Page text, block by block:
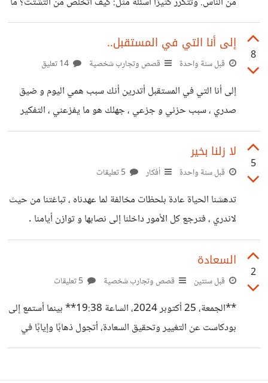
رسالة لنفسي أقرؤها يوم تسليم المشروع. كتبت فيها كل شيء:
كل
سببه؟ لماذا نتشتت؟ وغيرها. ما أسباب التشتت؟ يرجع التشتت
إلى عوامل كثيرة قد يكون أغلب الناس على علم بها، وتُعدّ مواقع
التواصل الاجتماعي المتّهم الرئيسي في ذلك. كيف لا، ونحن
"Reels"، وقد يصل عددها إلى الآلاف. ننتقل من منصة إلى
أخرى باحثين عمّا يُرضينا أكثر، أما الأخطر فهو محتوى هذه
8
إلى أنا التي في المستقبل..
قبل سنة واحدة قصص وتجارب شخصية
إلى أنا التي في المستقبل أتدرين أنك سبب همي اليوم و ضيق
صدري ، سبب حزني و جزعي ، جهلك هو ما يفزعني ، التفكير
في النسخة التي ستكونين عليها يرعبني ، هل ستكونين أحسن
مني و ياكربتي إن كنت أسوء مما أنا عليه . هل تراك ستخففين
جراح الماضي و الحاضر ؟ هل ستعوضين دموعا سكبت في
ستكونين جزاءا لما أسعى إليه ؟ أم أنك ستكونين عقابا
5
لا زلنا بخير
قبل سنة واحدة أفكار
تدهشنا الحياة عادة بلحظات مخالفة لما عهدناه ، تباغتنا من حيث
لاندري ، فترجع كل الأمور داخلنا إلى نصابها و توازن أيامنا .
فضفضة لشخص غريب لن نراه بعدها ، لن نخجل من البوح له
بمكنوناتنا ، دعوة من شخص ساعدناه لحسن نية فبالغ في تقديرنا
حتى تدمع أعيننا ، شربة ماء في يوم حار تدخل جوفنا كأنها
بخير .
2
السعادة
قبل سنتين قصص وتجارب شخصية
**الجمعة، 25 أكتوبر 2024، الساعة 19:38** بينما أستمع إلى
بودكاست عن التغيير وتحقيق السعادة، أتجول ذهابًا وإيابًا في
غرفة معيشتنا الواسعة، مسجلة خطواتي عبر تطبيق خاص.